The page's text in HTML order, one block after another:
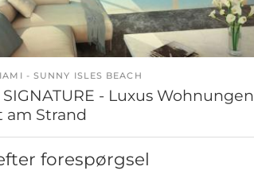
- SUNNY ISLES BEACH
- Luxus Wohnungen
am Strand
forespørgsel